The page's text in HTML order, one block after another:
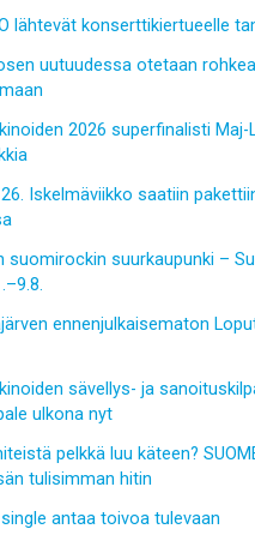
lähtevät konserttikiertueelle
uutuudessa otetaan
2026 superfinalisti Maj-
Iskelmäviikko saatiin
suomirockin suurkaupunki –
ennenjulkaisematon
sävellys- ja
ulkona nyt
pelkkä luu käteen?
tulisimman hitin
antaa toivoa tulevaan